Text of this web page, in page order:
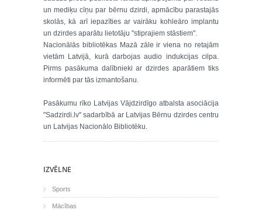
un mediķu cīņu par bērnu dzirdi, apmācību parastajās
skolās, kā arī iepazīties ar vairāku kohleāro implantu
un dzirdes aparātu lietotāju "stiprajiem stāstiem".
Nacionālās bibliotēkas Mazā zāle ir viena no retajām
vietām Latvijā, kurā darbojas audio indukcijas cilpa.
Pirms pasākuma dalībnieki ar dzirdes aparātiem tiks
informēti par tās izmantošanu.
Pasākumu rīko Latvijas Vājdzirdīgo atbalsta asociācija
"Sadzirdi.lv" sadarbībā ar Latvijas Bērnu dzirdes centru
un Latvijas Nacionālo Bibliotēku.
IZVĒLNE
Sports
Mācības